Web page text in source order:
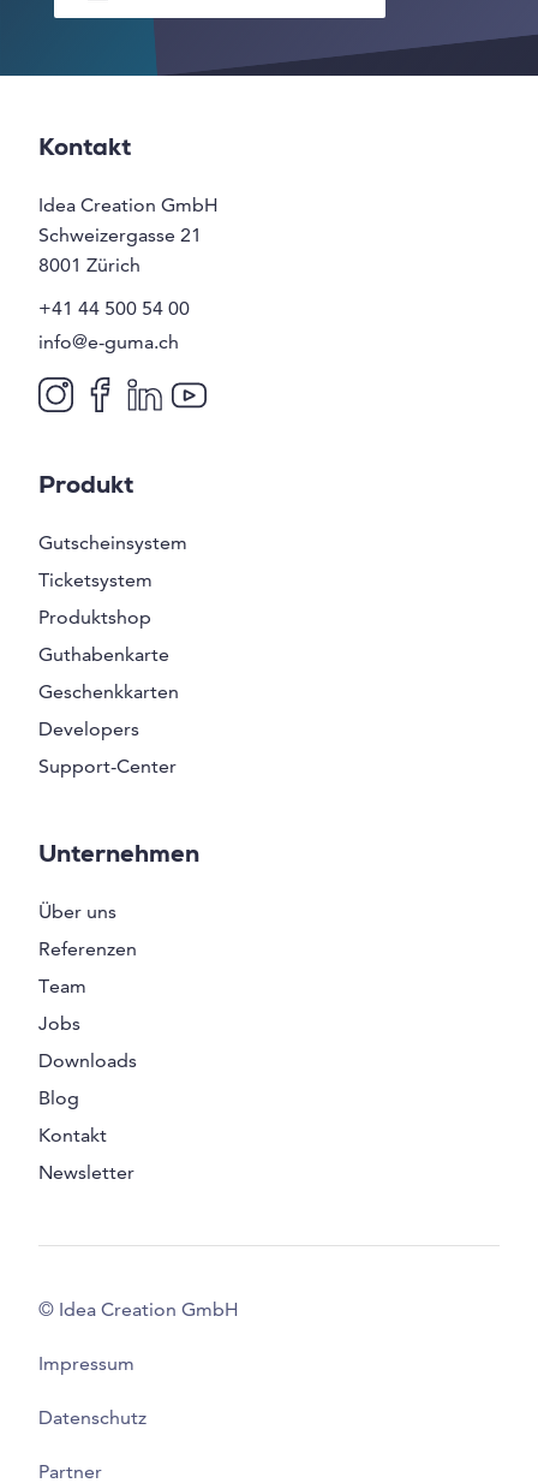
Kontakt
Idea Creation GmbH
Schweizergasse 21
8001 Zürich
+41 44 500 54 00
info@e-guma.ch
Produkt
Gutscheinsystem
Ticketsystem
Produktshop
Guthabenkarte
Geschenkkarten
Developers
Support-Center
Unternehmen
Über uns
Referenzen
Team
Jobs
Downloads
Blog
Kontakt
Newsletter
© Idea Creation GmbH
Impressum
Datenschutz
Partner